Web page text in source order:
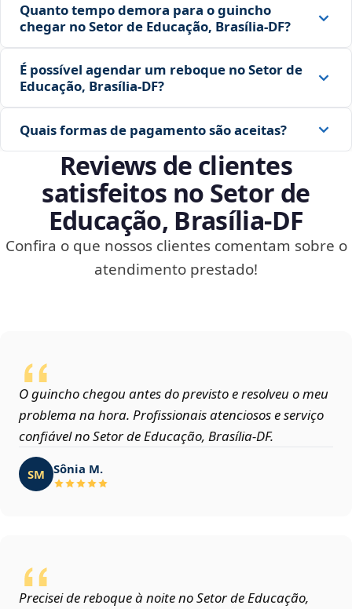
Quanto tempo demora para o guincho
chegar no Setor de Educação, Brasília‑DF?
É possível agendar um reboque no Setor de
Educação, Brasília‑DF?
Quais formas de pagamento são aceitas?
Reviews de clientes
satisfeitos no Setor de
Educação, Brasília‑DF
Confira o que nossos clientes comentam sobre o
atendimento prestado!
O guincho chegou antes do previsto e resolveu o meu
problema na hora. Profissionais atenciosos e serviço
confiável no Setor de Educação, Brasília‑DF.
SM Sônia M.
Precisei de reboque à noite no Setor de Educação,